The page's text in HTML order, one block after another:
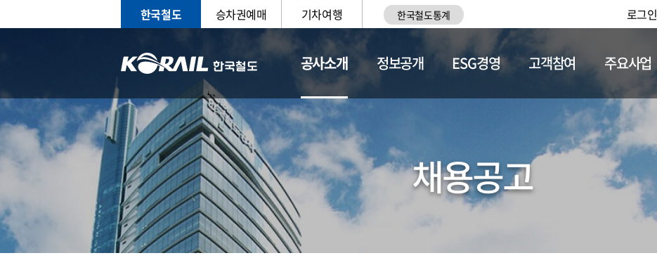
한국철도 승차권예매 기차여행 한국철도통계 로그인
공사소개
CEO 일반현황 채용정보
정보공개 ESG경영 고객참여 주요사업
채용공고